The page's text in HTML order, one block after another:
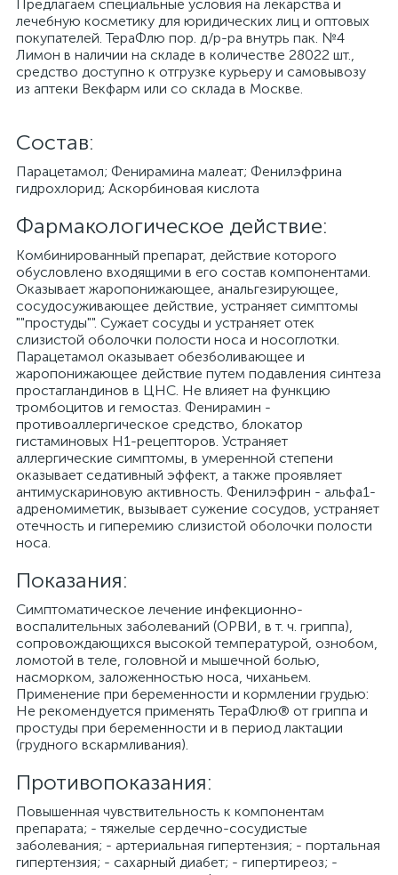
Предлагаем специальные условия на лекарства и
лечебную косметику для юридических лиц и оптовых
покупателей. ТераФлю пор. д/р-ра внутрь пак. №4
Лимон в наличии на складе в количестве 28022 шт.,
средство доступно к отгрузке курьеру и самовывозу
из аптеки Векфарм или со склада в Москве.
Cостав:
Парацетамол; Фенирамина малеат; Фенилэфрина
гидрохлорид; Аскорбиновая кислота
Фармакологическое действие:
Комбинированный препарат, действие которого
обусловлено входящими в его состав компонентами.
Оказывает жаропонижающее, анальгезирующее,
сосудосуживающее действие, устраняет симптомы
""простуды"". Сужает сосуды и устраняет отек
слизистой оболочки полости носа и носоглотки.
Парацетамол оказывает обезболивающее и
жаропонижающее действие путем подавления синтеза
простагландинов в ЦНС. Не влияет на функцию
тромбоцитов и гемостаз. Фенирамин -
противоаллергическое средство, блокатор
гистаминовых H1-рецепторов. Устраняет
аллергические симптомы, в умеренной степени
оказывает седативный эффект, а также проявляет
антимускариновую активность. Фенилэфрин - альфа1-
адреномиметик, вызывает сужение сосудов, устраняет
отечность и гиперемию слизистой оболочки полости
носа.
Показания:
Симптоматическое лечение инфекционно-
воспалительных заболеваний (ОРВИ, в т. ч. гриппа),
сопровождающихся высокой температурой, ознобом,
ломотой в теле, головной и мышечной болью,
насморком, заложенностью носа, чиханьем.
Применение при беременности и кормлении грудью:
Не рекомендуется применять ТераФлю® от гриппа и
простуды при беременности и в период лактации
(грудного вскармливания).
Противопоказания:
Повышенная чувствительность к компонентам
препарата; - тяжелые сердечно-сосудистые
заболевания; - артериальная гипертензия; - портальная
гипертензия; - сахарный диабет; - гипертиреоз; -